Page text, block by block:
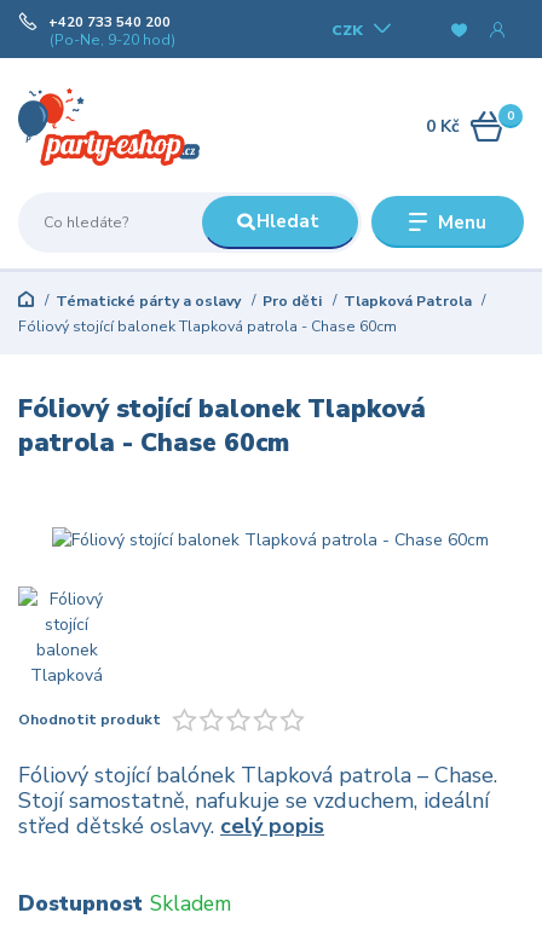
Menu
CZK
Hledat
+420 733 540 200
(Po-Ne, 9-20 hod)
0
0 Kč
Tématické párty a oslavy Pro děti
Tlapková Patrola
Fóliový stojící balonek Tlapková patrola - Chase 60cm
Fóliový stojící balonek Tlapková
patrola - Chase 60cm
Ohodnotit produkt
Fóliový stojící balónek Tlapková patrola – Chase.
Stojí samostatně, nafukuje se vzduchem, ideální
střed dětské oslavy. celý popis
Dostupnost Skladem